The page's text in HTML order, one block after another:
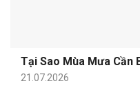
Tại Sao Mùa Mưa Cần
21.07.2026